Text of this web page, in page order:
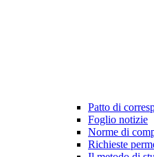
Patto di
Foglio notizie
Norme di
Richieste